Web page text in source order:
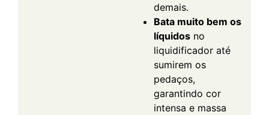
demais.
Bata muito bem os
líquidos no
liquidificador até
sumirem os
pedaços,
garantindo cor
intensa e massa